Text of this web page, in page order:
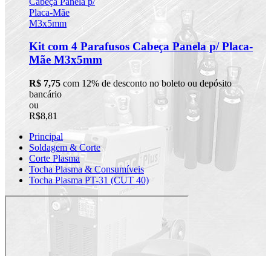
Kit com 4 Parafusos Cabeça Panela p/ Placa-
Mãe M3x5mm
R$ 7,75 com 12% de desconto no boleto ou depósito
bancário
ou
R$8,81
Principal
Soldagem & Corte
Corte Plasma
Tocha Plasma & Consumíveis
Tocha Plasma PT-31 (CUT 40)